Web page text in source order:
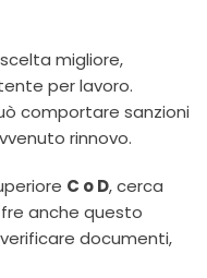
migliore,
per lavoro.
comportare sanzioni
rinnovo.
C o D, cerca
anche questo
documenti,